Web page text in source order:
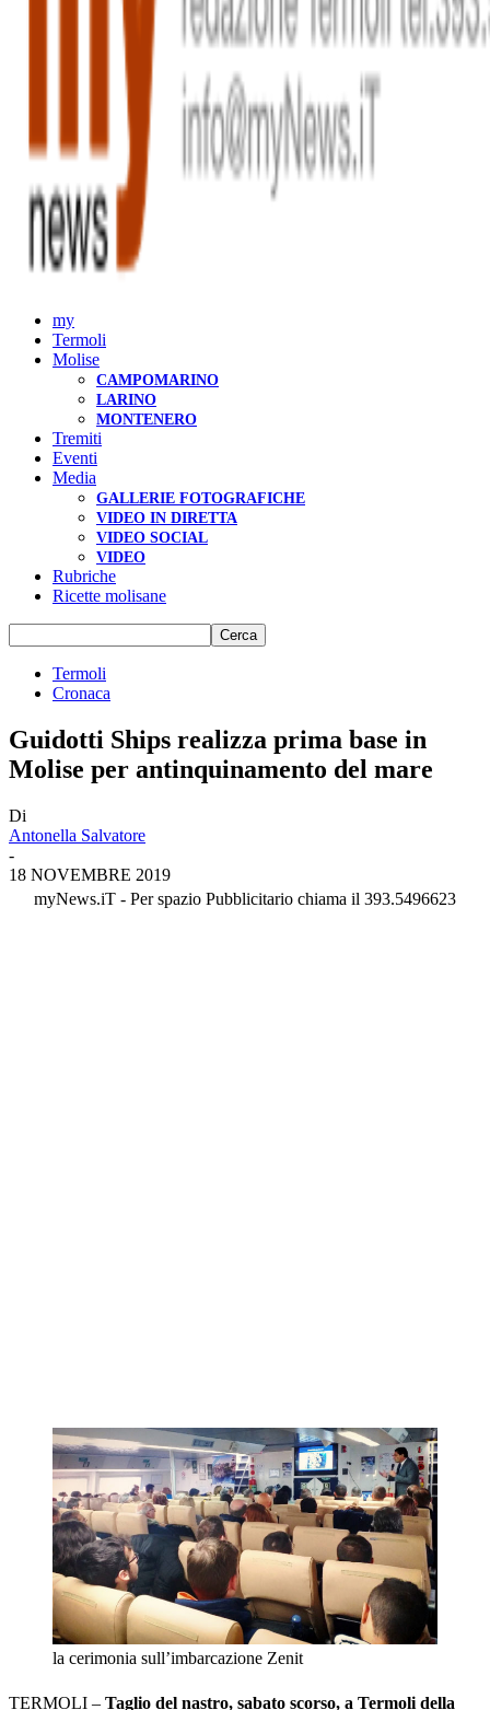
my
Termoli
Molise
CAMPOMARINO
LARINO
MONTENERO
Tremiti
Eventi
Media
GALLERIE FOTOGRAFICHE
VIDEO IN DIRETTA
VIDEO SOCIAL
VIDEO
Rubriche
Ricette molisane
Termoli
Cronaca
Guidotti Ships realizza prima base in
Molise per antinquinamento del mare
Di
Antonella Salvatore
-
18 NOVEMBRE 2019
myNews.iT - Per spazio Pubblicitario chiama il 393.5496623
la cerimonia sull’imbarcazione Zenit
TERMOLI – Taglio del nastro, sabato scorso, a Termoli della